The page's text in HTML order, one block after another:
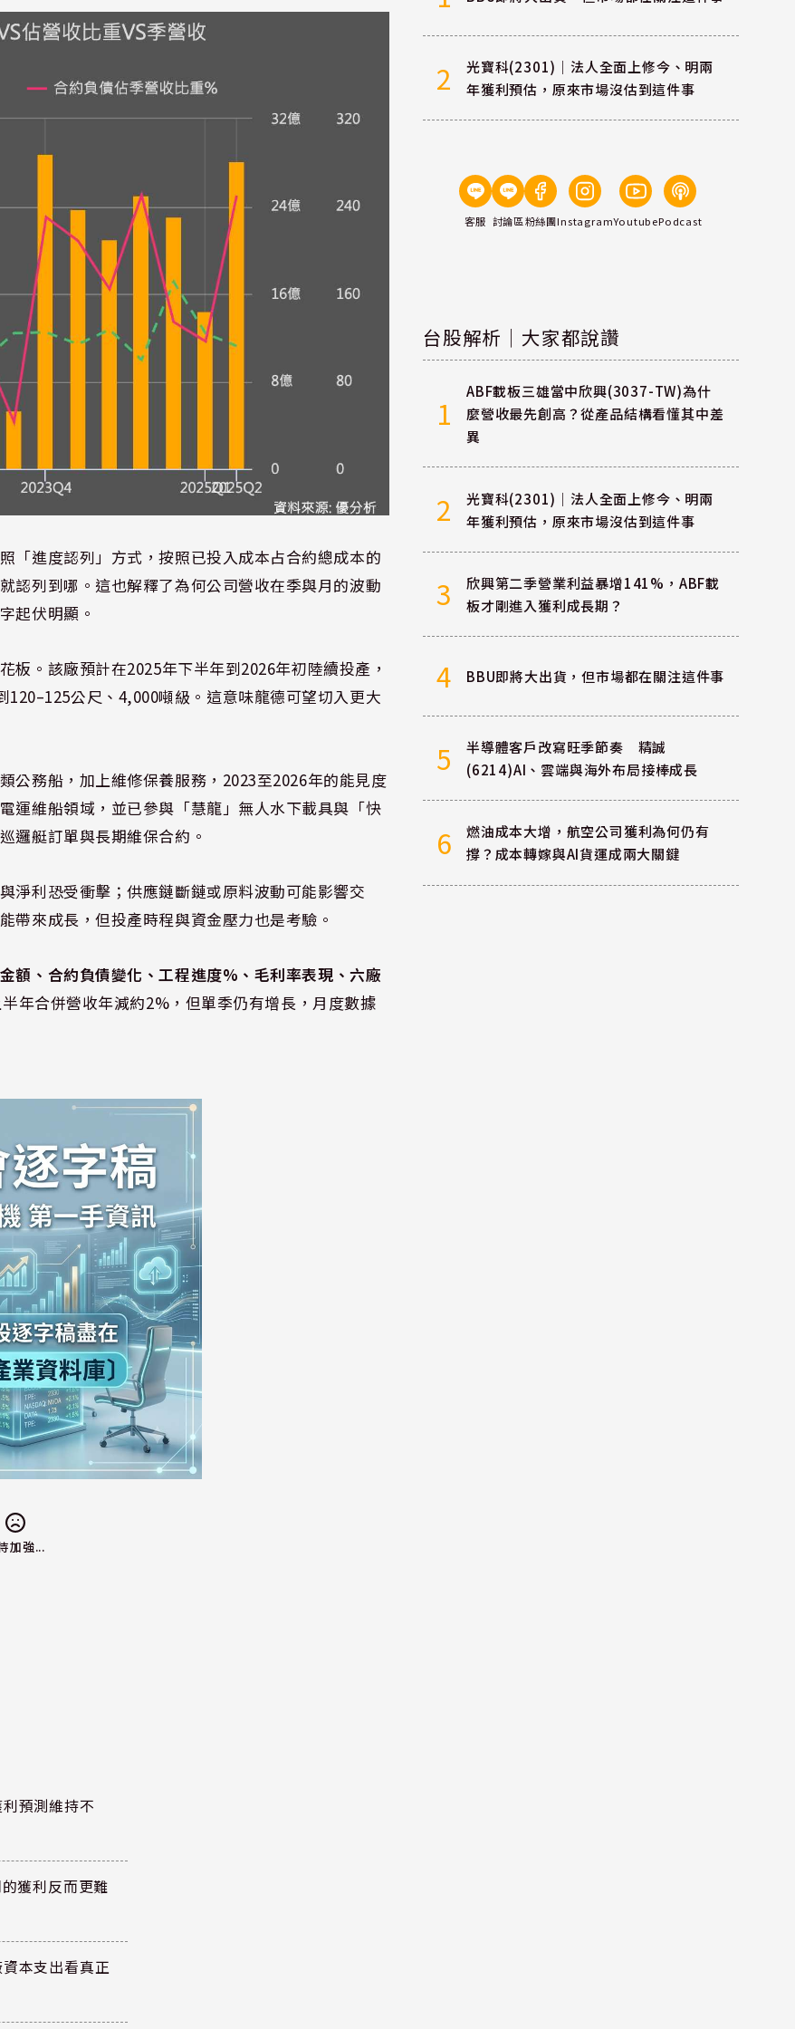
「進度認列」方式，按照已投入成本占合約總成本的
認列到哪。這也解釋了為何公司營收在季與月的波動
起伏明顯。
。該廠預計在2025年下半年到2026年初陸續投產，
公尺、4,000噸級。這意味龍德可望切入更大
公務船，加上維修保養服務，2023至2026年的能見度
運維船領域，並已參與「慧龍」無人水下載具與「快
邏艇訂單與長期維保合約。
淨利恐受衝擊；供應鏈斷鏈或原料波動可能影響交
帶來成長，但投產時程與資金壓力也是考驗。
額、合約負債變化、工程進度%、毛利率表現、六廠
半年合併營收年減約2%，但單季仍有增長，月度數據
加強...
預測維持不
獲利反而更難
本支出看真正
2
光寶科(2301)｜法人全面上修今、明兩
年獲利預估，原來市場沒估到這件事
客服 討論區粉絲團InstagramYoutubePodcast
台股解析｜大家都說讚
1
ABF載板三雄當中欣興(3037-TW)為什
麼營收最先創高？從產品結構看懂其中差
異
2
光寶科(2301)｜法人全面上修今、明兩
年獲利預估，原來市場沒估到這件事
3
欣興第二季營業利益暴增141%，ABF載
板才剛進入獲利成長期？
4 BBU即將大出貨，但市場都在關注這件事
5
半導體客戶改寫旺季節奏 精誠
(6214)AI、雲端與海外布局接棒成長
6
燃油成本大增，航空公司獲利為何仍有
撐？成本轉嫁與AI貨運成兩大關鍵